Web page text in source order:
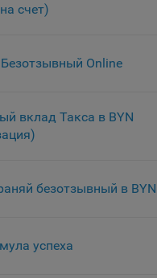
счет)
Online
вклад Такса в BYN
безотзывный в BYN
успеха